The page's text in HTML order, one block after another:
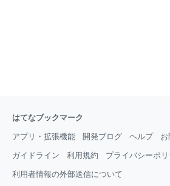
はてなブックマーク
アプリ・拡張機能 開発ブログ ヘルプ
ガイドライン 利用規約 プライバシーポ
利用者情報の外部送信について